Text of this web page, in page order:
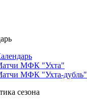
МФК "Ухта"
МФК "Ухта-дубль"
сезона